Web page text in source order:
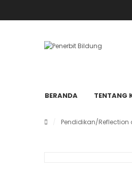
BERANDA TENTANG
Pendidikan/Reflection